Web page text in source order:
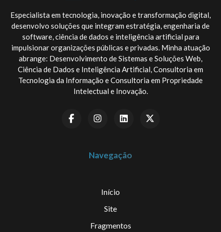
Especialista em tecnologia, inovação e transformação digital,
desenvolvo soluções que integram estratégia, engenharia de
software, ciência de dados e inteligência artificial para
impulsionar organizações públicas e privadas. Minha atuação
abrange: Desenvolvimento de Sistemas e Soluções Web,
Ciência de Dados e Inteligência Artificial, Consultoria em
Tecnologia da Informação e Consultoria em Propriedade
Intelectual e Inovação.
Navegação
Início
Site
Fragmentos